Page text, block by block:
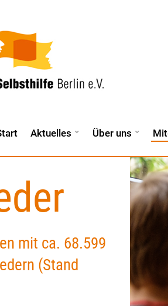
Aktuelles Über uns
mit ca. 68.599
(Stand